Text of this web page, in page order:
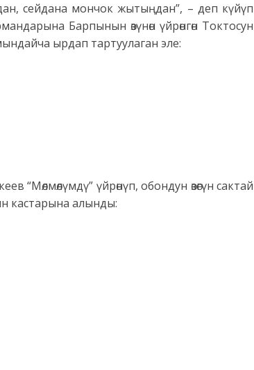
сейдана мончок жытыңдан”, – деп күйүп
Барпынын өзүнөн үйрөнгөн Токтосун
ырдап тартуулаган эле:
үйрөнүп, обондун өзөгүн сактай
кастарына алынды: